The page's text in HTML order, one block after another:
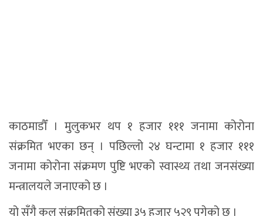
काठमाडौँ । मुलुकभर थप १ हजार १११ जनामा कोरोना
संक्रमित भएका छन् । पछिल्लो २४ घन्टामा १ हजार १११
जनामा कोरोना संक्रमण पुष्टि भएको स्वास्थ्य तथा जनसंख्या
मन्त्रालयले जनाएको छ ।